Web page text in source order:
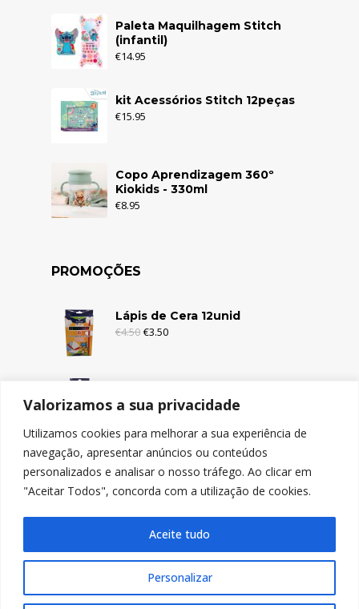
Valorizamos a sua privacidade
Utilizamos cookies para melhorar a sua experiência de
navegação, apresentar anúncios ou conteúdos
personalizados e analisar o nosso tráfego. Ao clicar em
"Aceitar Todos", concorda com a utilização de cookies.
Personalizar
Aceite tudo
Paleta Maquilhagem Stitch
(infantil)
€14.95
kit Acessórios Stitch 12peças
€15.95
Copo Aprendizagem 360º
Kiokids - 330ml
€8.95
PROMOÇÕES
Lápis de Cera 12unid
€4.50 €3.50
€2.95 €1.95
Lápis de Cor c/Borracha 12unid
€4.95 €3.95
© Copyright 2024, Nicolitos